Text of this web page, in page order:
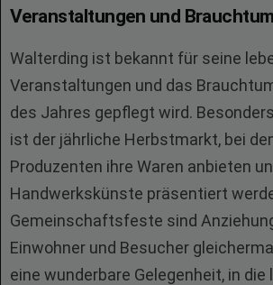
Veranstaltungen und Brauchtum
Walterding ist bekannt für seine
Veranstaltungen und das
des Jahres gepflegt wird.
ist der jährliche Herbstmarkt, bei
Produzenten ihre Waren anbieten
Handwerkskünste präsentiert
Gemeinschaftsfeste sind
Einwohner und Besucher
eine wunderbare Gelegenheit, in die